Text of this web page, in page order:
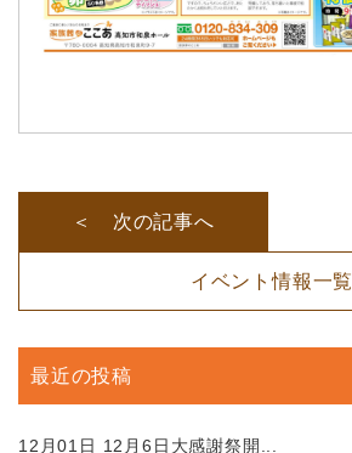
＜ 次の記事へ
イベント情報一覧
最近の投稿
12月01日 12月6日大感謝祭開...